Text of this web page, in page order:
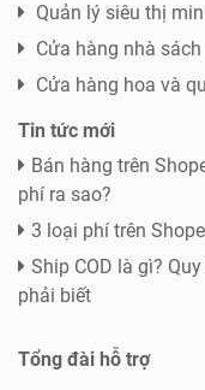
Quản lý siêu thị
Cửa hàng nhà sách
Cửa hàng hoa và
Tin tức mới
Bán hàng trên
phí ra sao?
3 loại phí trên
Ship COD là gì?
phải biết
Tổng đài hỗ trợ